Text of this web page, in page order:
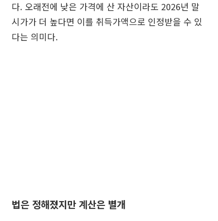
다. 오래전에 낮은 가격에 산 자산이라도 2026년 말
시가가 더 높다면 이를 취득가액으로 인정받을 수 있
다는 의미다.
법은 정해졌지만 계산은 별개